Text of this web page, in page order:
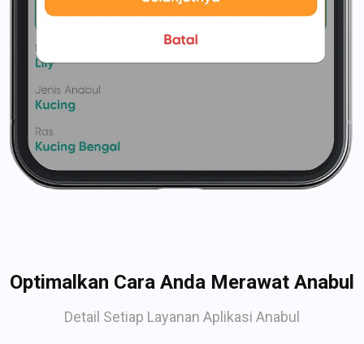
Optimalkan Cara Anda Merawat Anabul
Detail Setiap Layanan Aplikasi Anabul